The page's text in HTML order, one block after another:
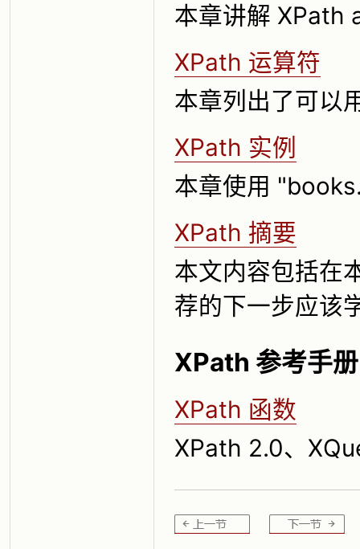
本章讲解 XPath
XPath 运算符
本章列出了可以
XPath 实例
本章使用
XPath 摘要
本文内容包括在
荐的下一步应该
XPath 参考手册
XPath 函数
XPath 2.0、